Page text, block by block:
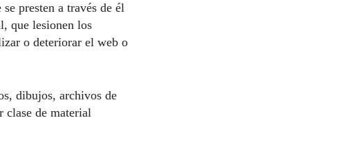
presten a través de él
que lesionen los
o deteriorar el web o
dibujos, archivos de
clase de material